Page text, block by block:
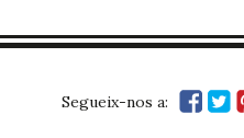
Segueix-nos a: